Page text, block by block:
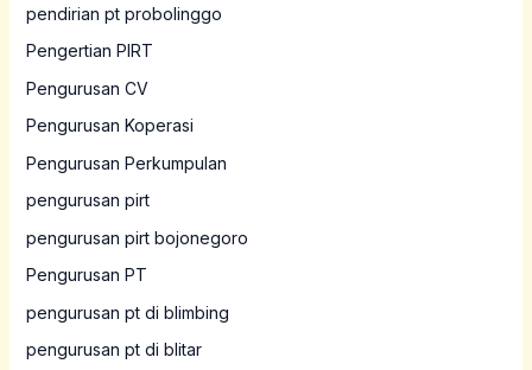
pendirian pt probolinggo
Pengertian PIRT
Pengurusan CV
Pengurusan Koperasi
Pengurusan Perkumpulan
pengurusan pirt
pengurusan pirt bojonegoro
Pengurusan PT
pengurusan pt di blimbing
pengurusan pt di blitar